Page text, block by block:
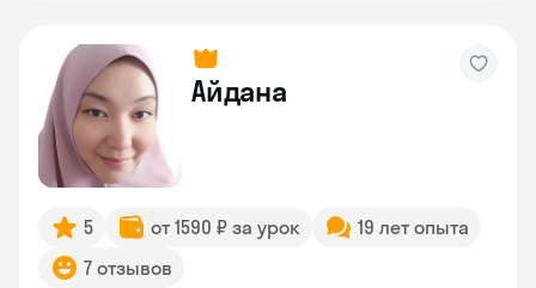
Айдана
5 от 1590 ₽ за урок
19 лет опыта
7 отзывов